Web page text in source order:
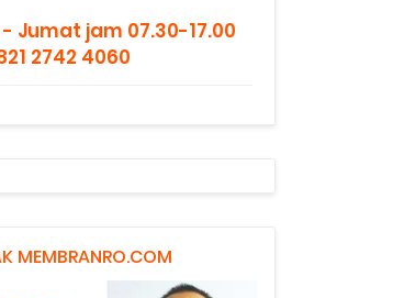
- Jumat jam 07.30-17.00
2742 4060
MEMBRANRO.COM